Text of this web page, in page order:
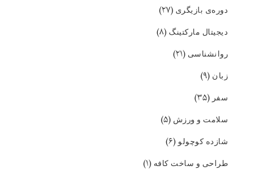
دوره‌ی بازیگری (۲۷)
دیجیتال مارکتینگ (۸)
روانشناسی (۲۱)
زبان (۹)
سفر (۳۵)
سلامت و ورزش (۵)
شازده کوچولو(۶)
طراحی و ساخت کافه (۱)